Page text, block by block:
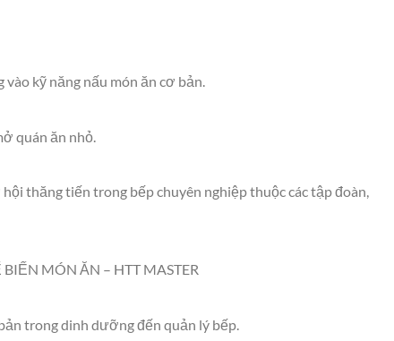
kỹ năng nấu món ăn cơ bản.
quán ăn nhỏ.
thăng tiến trong bếp chuyên nghiệp thuộc các tập đoàn,
MÓN ĂN – HTT MASTER
trong dinh dưỡng đến quản lý bếp.